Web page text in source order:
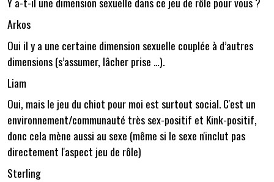
Arkos
Oui il y a une certaine dimension sexuelle couplée à d’autres
dimensions (s’assumer, lâcher prise …).
Liam
Oui, mais le jeu du chiot pour moi est surtout social. C'est un
environnement/communauté très sex-positif et Kink-positif,
donc cela mène aussi au sexe (même si le sexe n'inclut pas
directement l'aspect jeu de rôle)
Sterling